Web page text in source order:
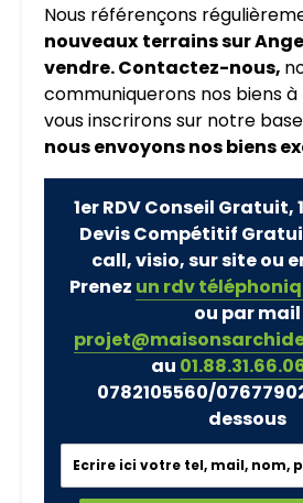
Nous référençons
nouveaux terrains sur
vendre. Contactez-nous,
communiquerons nos biens
vous inscrirons sur notre
nous envoyons nos biens
1er RDV Conseil Gratuit,
Devis Compétitif
call, visio, sur site ou
Prenez un rdv
ou par mail
au
0782105560/
dessous